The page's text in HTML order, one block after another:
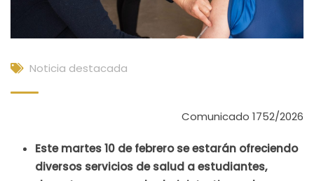
Noticia destacada
Comunicado 1752/2026
Este martes 10 de febrero se estarán ofreciendo
diversos servicios de salud a estudiantes,